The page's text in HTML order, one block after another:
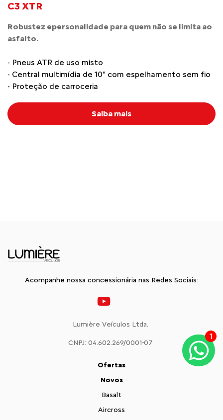
C3 XTR
Robustez epersonalidade para quem não se limita ao
asfalto.
- Pneus ATR de uso misto
- Central multimídia de 10" com espelhamento sem fio
- Proteção de carroceria
Saiba mais
Acompanhe nossa concessionária nas Redes Sociais:
Lumière Veículos Ltda.
CNPJ: 04.602.269/0001-07
Ofertas
Novos
Basalt
Aircross
1